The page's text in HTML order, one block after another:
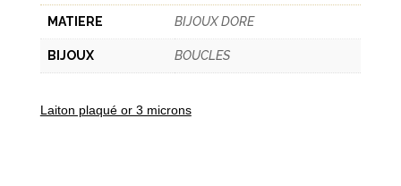
MATIERE BIJOUX DORE
BIJOUX BOUCLES
Laiton plaqué or 3 microns